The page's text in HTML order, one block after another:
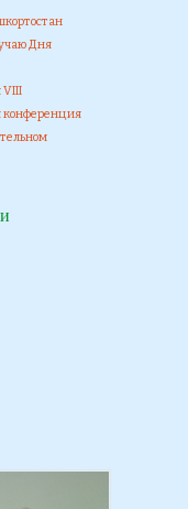
Дня
VIII
конференция